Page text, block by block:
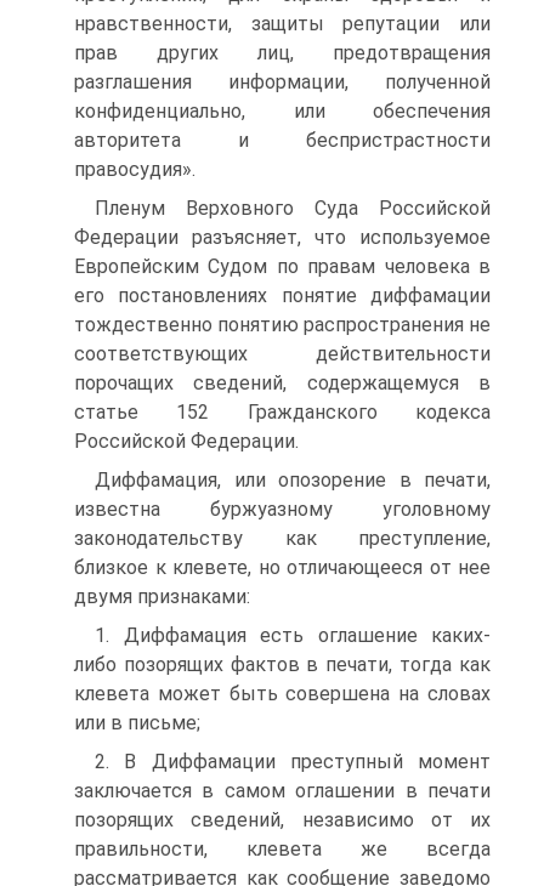
нравственности, защиты репутации или
прав других лиц, предотвращения
разглашения информации, полученной
конфиденциально, или обеспечения
авторитета и беспристрастности
правосудия».
Пленум Верховного Суда Российской
Федерации разъясняет, что используемое
Европейским Судом по правам человека в
его постановлениях понятие диффамации
тождественно понятию распространения не
соответствующих действительности
порочащих сведений, содержащемуся в
статье 152 Гражданского кодекса
Российской Федерации.
Диффамация, или опозорение в печати,
известна буржуазному уголовному
законодательству как преступление,
близкое к клевете, но отличающееся от нее
двумя признаками:
1. Диффамация есть оглашение каких-
либо позорящих фактов в печати, тогда как
клевета может быть совершена на словах
или в письме;
2. В Диффамации преступный момент
заключается в самом оглашении в печати
позорящих сведений, независимо от их
правильности, клевета же всегда
рассматривается как сообщение заведомо